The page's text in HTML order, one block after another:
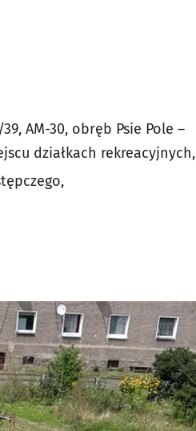
AM-30, obręb Psie Pole –
działkach rekreacyjnych,